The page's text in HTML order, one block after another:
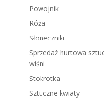
Powojnik
Róża
Słoneczniki
Sprzedaż hurtowa
wiśni
Stokrotka
Sztuczne kwiaty